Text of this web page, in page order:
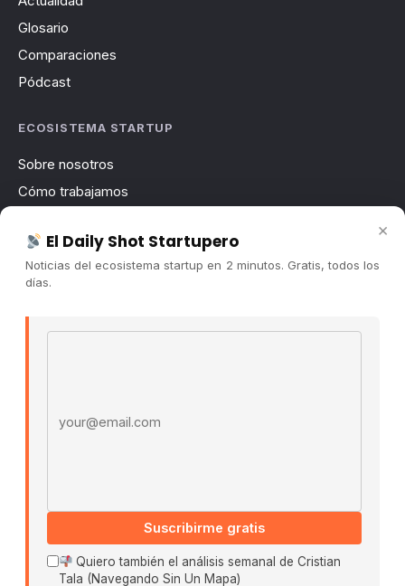
Glosario
Comparaciones
Pódcast
ECOSISTEMA STARTUP
Sobre nosotros
Cómo trabajamos
Contacto
Publicidad
Políticas De Privacidad · Términos De Uso
×
El Daily Shot Startupero
Noticias del ecosistema startup en 2 minutos. Gratis, todos los
días.
Suscribirme gratis
Quiero también el análisis semanal de Cristian
Tala (Navegando Sin Un Mapa)